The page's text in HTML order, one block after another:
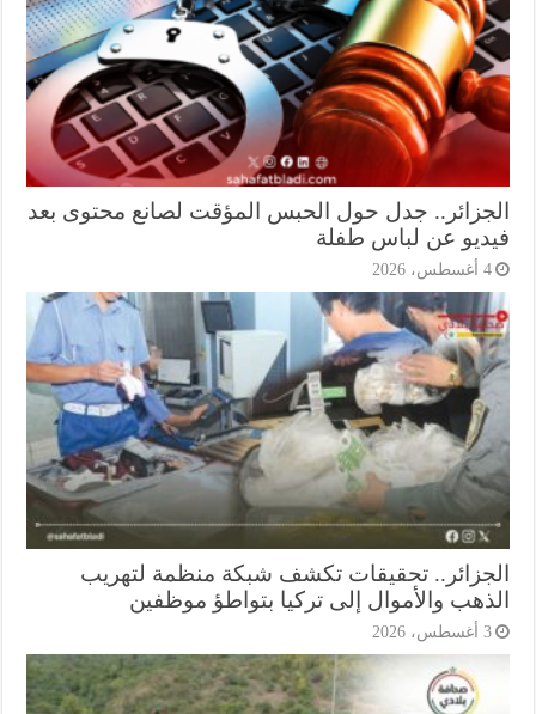
جدل حول الحبس المؤقت لصانع محتوى بعد
عن لباس طفلة
تحقيقات تكشف شبكة منظمة لتهريب
والأموال إلى تركيا بتواطؤ موظفين